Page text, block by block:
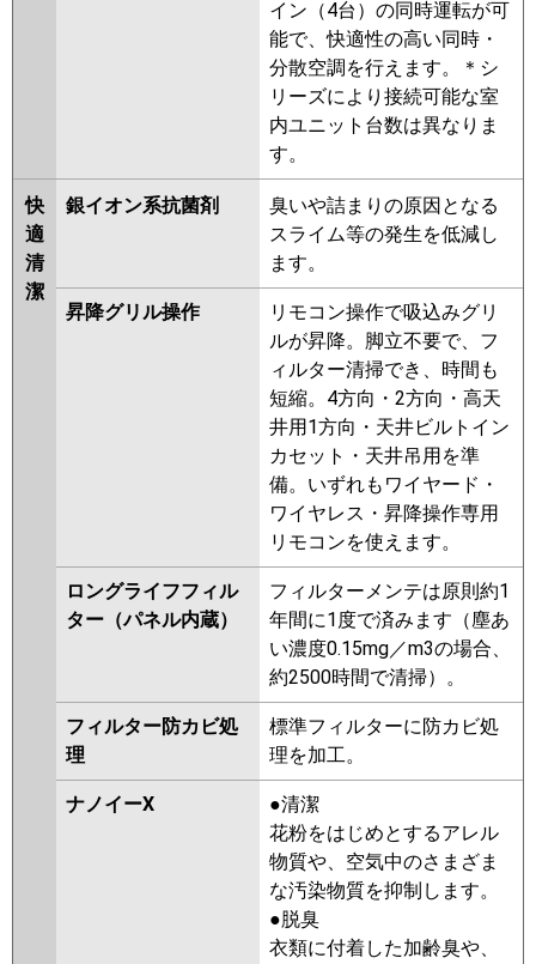
イン（4台）の同時運転が可
能で、快適性の高い同時・
分散空調を行えます。＊シ
リーズにより接続可能な室
内ユニット台数は異なりま
す。
快
適
清
潔
銀イオン系抗菌剤
臭いや詰まりの原因となる
スライム等の発生を低減し
ます。
昇降グリル操作
リモコン操作で吸込みグリ
ルが昇降。脚立不要で、フ
ィルター清掃でき、時間も
短縮。4方向・2方向・高天
井用1方向・天井ビルトイン
カセット・天井吊用を準
備。いずれもワイヤード・
ワイヤレス・昇降操作専用
リモコンを使えます。
ロングライフフィル
ター（パネル内蔵）
フィルターメンテは原則約1
年間に1度で済みます（塵あ
い濃度0.15mg／m3の場合、
約2500時間で清掃）。
フィルター防カビ処
理
標準フィルターに防カビ処
理を加工。
ナノイーX
●清潔
花粉をはじめとするアレル
物質や、空気中のさまざま
な汚染物質を抑制します。
●脱臭
衣類に付着した加齢臭や、